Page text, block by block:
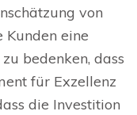
von
eine
bedenken, dass
für Exzellenz
die Investition